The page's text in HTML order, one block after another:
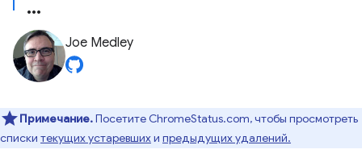
Joe Medley
Примечание.Посетите ChromeStatus.com, чтобы просмотреть
списки текущих устаревшихи предыдущих удалений.